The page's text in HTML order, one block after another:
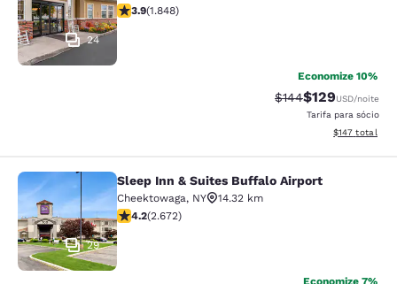
24
classificação 3.88 estrelas. Bom. 1848 avaliações
3.9(1.848)
Economize 10%
Tarifa anterior
$144Tarifa com
$129USD/noite
Tarifa para sócio
Exibir
$147 total
Sleep Inn & Suites Buffalo Airport
29
Sleep Inn & Suites Buffalo Airport
Cheektowaga, NY
14.32 km
classificação 4.19 estrelas. Muito bom. 2672
4.2(2.672)
Economize 7%